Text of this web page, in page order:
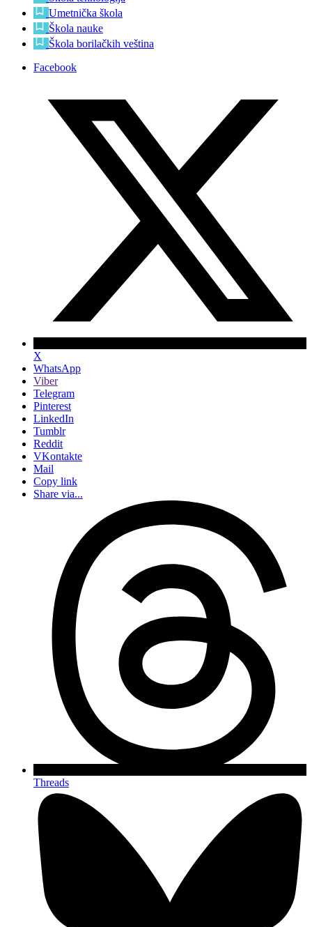
Umetnička škola
Škola nauke
Škola borilačkih veština
Facebook
X
WhatsApp
Viber
Telegram
Pinterest
LinkedIn
Tumblr
Reddit
VKontakte
Mail
Copy link
Share via...
Threads